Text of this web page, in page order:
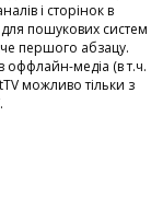
і сторінок в
пошукових систем
першого абзацу.
оффлайн-медіа (в т.ч.
можливо тільки з